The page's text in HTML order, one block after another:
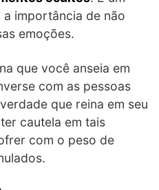
importância de não
emoções.
que você anseia em
com as pessoas
que reina em seu
cautela em tais
com o peso de